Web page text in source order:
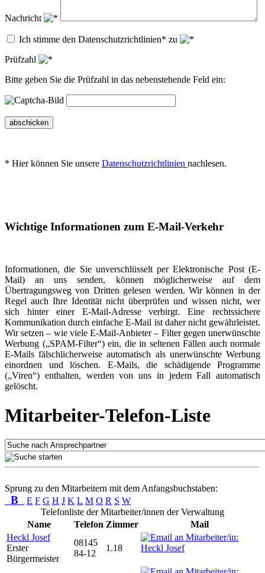
Nachricht
Ich stimme den Datenschutzrichtlinien* zu
Prüfzahl
Bitte geben Sie die Prüfzahl in das nebenstehende Feld ein:
abschicken
* Hier können Sie unsere Datenschutzrichtlinien nachlesen.
Wichtige Informationen zum E-Mail-Verkehr
Informationen, die Sie unverschlüsselt per Elektronische Post (E-
Mail) an uns senden, können möglicherweise auf dem
Übertragungsweg von Dritten gelesen werden. Wir können in der
Regel auch Ihre Identität nicht überprüfen und wissen nicht, wer
sich hinter einer E-Mail-Adresse verbirgt. Eine rechtssichere
Kommunikation durch einfache E-Mail ist daher nicht gewährleistet.
Wir setzen – wie viele E-Mail-Anbieter – Filter gegen unerwünschte
Werbung („SPAM-Filter“) ein, die in seltenen Fällen auch normale
E-Mails fälschlicherweise automatisch als unerwünschte Werbung
einordnen und löschen. E-Mails, die schädigende Programme
(„Viren“) enthalten, werden von uns in jedem Fall automatisch
gelöscht.
Mitarbeiter-Telefon-Liste
Sprung zu den Mitarbeitern mit dem Anfangsbuchstaben:
B E F G H J K L M O R S W
Telefonliste der Mitarbeiter/innen der Verwaltung
Name
Telefon Zimmer
Mail
Heckl Josef
Erster
Bürgermeister
08145
84-12
1.18